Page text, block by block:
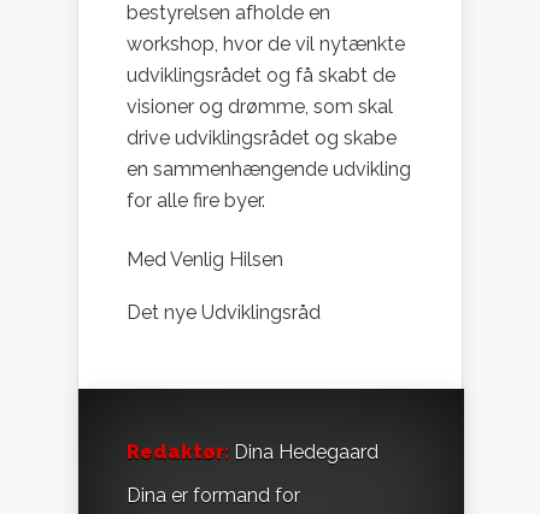
bestyrelsen afholde en
workshop, hvor de vil nytænkte
udviklingsrådet og få skabt de
visioner og drømme, som skal
drive udviklingsrådet og skabe
en sammenhængende udvikling
for alle fire byer.
Med Venlig Hilsen
Det nye Udviklingsråd
Redaktør: Dina Hedegaard
Dina er formand for